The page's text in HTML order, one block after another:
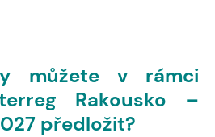
můžete v rámci
Rakousko –
předložit?